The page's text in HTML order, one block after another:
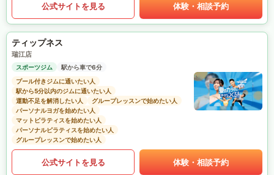
公式サイトを見る 体験・相談予約
ティップネス
瑞江店
スポーツジム
駅から車で6分
プール付きジムに通いたい人
駅から5分以内のジムに通いたい人
運動不足を解消したい人
グループレッスンで始めたい人
パーソナルヨガを始めたい人
マットピラティスを始めたい人
パーソナルピラティスを始めたい人
グループレッスンで始めたい人
公式サイトを見る 体験・相談予約